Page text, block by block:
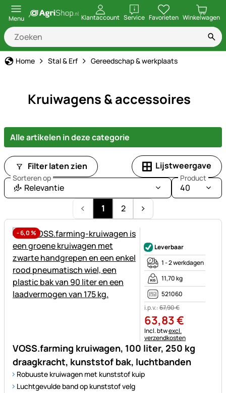
Menu Klantaccount ServiceopenenFavorieten Winkelwagen
Home Stal & Erf Gereedschap & werkplaats
Kruiwagens & accessoires
Alle artikelen in deze categorie
Filter laten zien Lijstweergave
Sorteren op
Relevantie
Product
40
1
2
-6,0%
VOSS.farming kruiwagen, 100 liter, 250 kg
draagkracht, kunststof bak, luchtbanden
Robuuste kruiwagen met kunststof kuip
Luchtgevulde band op kunststof velg
Leverbaar
1 - 2 werkdagen
11,70 kg
521060
i.p.v.:67,90€
63,83€
Belastinginformatie:
Incl. btwexcl.
verzendkosten